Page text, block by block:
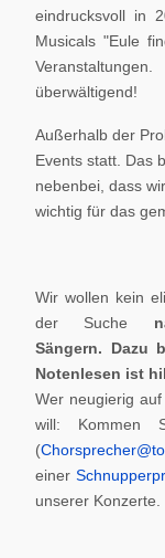
eindrucksvoll in
Musicals "Eule
überwältigend!
Außerhalb der
Events statt. Das
nebenbei, dass
wichtig für das
Wir wollen kein
der Suche
Sängern. Dazu
Notenlesen ist
Wer neugierig
will: Kommen
(
einer
unserer Konzerte.